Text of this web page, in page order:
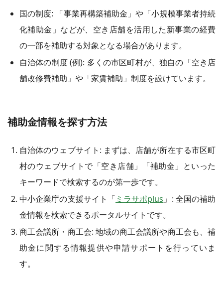
国の制度: 「事業再構築補助金」や「小規模事業者持続
化補助金」などが、空き店舗を活用した新事業の経費
の一部を補助する対象となる場合があります。
自治体の制度 (例): 多くの市区町村が、独自の「空き店
舗改修費補助」や「家賃補助」制度を設けています。
補助金情報を探す方法
自治体のウェブサイト: まずは、店舗が所在する市区町
村のウェブサイトで「空き店舗」「補助金」といった
キーワードで検索するのが第一歩です。
中小企業庁の支援サイト「 ミラサポplus 」: 全国の補助
金情報を検索できるポータルサイトです。
商工会議所・商工会: 地域の商工会議所や商工会も、補
助金に関する情報提供や申請サポートを行っていま
す。